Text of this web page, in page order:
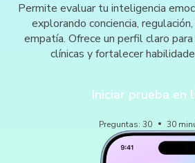
Permite evaluar tu inteligencia
explorando conciencia,
empatía. Ofrece un perfil claro
clínicas y fortalecer
Iniciar prueba en
Preguntas: 30 30